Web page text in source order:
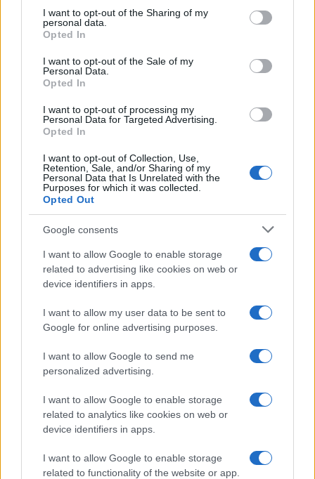
not limited to your visit or usage behaviour. You may click to
grant or deny consent to Google and its third-party tags to
use your data for below specified purposes in below Google
consent section.
I want to opt-out of the Sharing of my
personal data.
Opted In
I want to opt-out of the Sale of my
Personal Data.
Opted In
I want to opt-out of processing my
Personal Data for Targeted Advertising.
Opted In
I want to opt-out of Collection, Use,
Retention, Sale, and/or Sharing of my
Personal Data that Is Unrelated with the
Purposes for which it was collected.
Opted Out
Google consents
I want to allow Google to enable storage
related to advertising like cookies on web or
device identifiers in apps.
I want to allow my user data to be sent to
Google for online advertising purposes.
I want to allow Google to send me
personalized advertising.
I want to allow Google to enable storage
related to analytics like cookies on web or
device identifiers in apps.
I want to allow Google to enable storage
related to functionality of the website or app.
Bambú, el monasterio de Myoma o las cuevas del
pueblo de Myin Ma Thi. Además de hacer
senderismo, puedes alquilar una bicicleta para
moverte por Kalaw y ver desde granjas hasta
elefantes.
7. Lago Inle (2 noches)
Inle es un lago enorme pero poco profundo, y
más de 70.000 habitantes viven en sus orillas o
han construido casas flotantes justo en el agua.
Visitar el lago Inle es una oportunidad para
experimentar la vida entre las tribus locales, en
particular los indígenas Intha. Querrá salir al
agua con una excursión guiada en barco, que le
pescadores locales sacar sus capturas e incluso
comprar en las tiendas flotantes que venden
recuerdos. Alrededor del propio lago,
encontrará una encantadora bodega, kilómetros
de rutas de senderismo y las espectaculares
cuevas de Htat Eian.
AUTOR